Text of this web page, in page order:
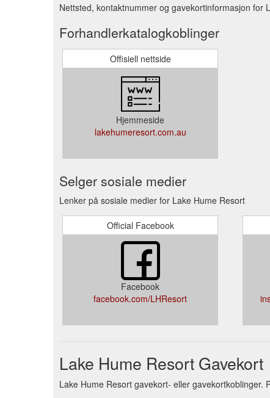
Nettsted, kontaktnummer og gavekortinformasjon for
Forhandlerkatalogkoblinger
Offisiell nettside
Hjemmeside
lakehumeresort.com.au
Selger sosiale medier
Lenker på sosiale medier for Lake Hume Resort
Official Facebook
Facebook
facebook.com/LHResort
Lake Hume Resort Gavekort
Lake Hume Resort gavekort- eller